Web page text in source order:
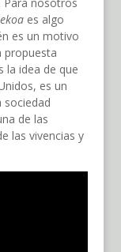
. Para nosotros
es algo
es un motivo
propuesta
la idea de que
es un
sociedad
de las
las vivencias y